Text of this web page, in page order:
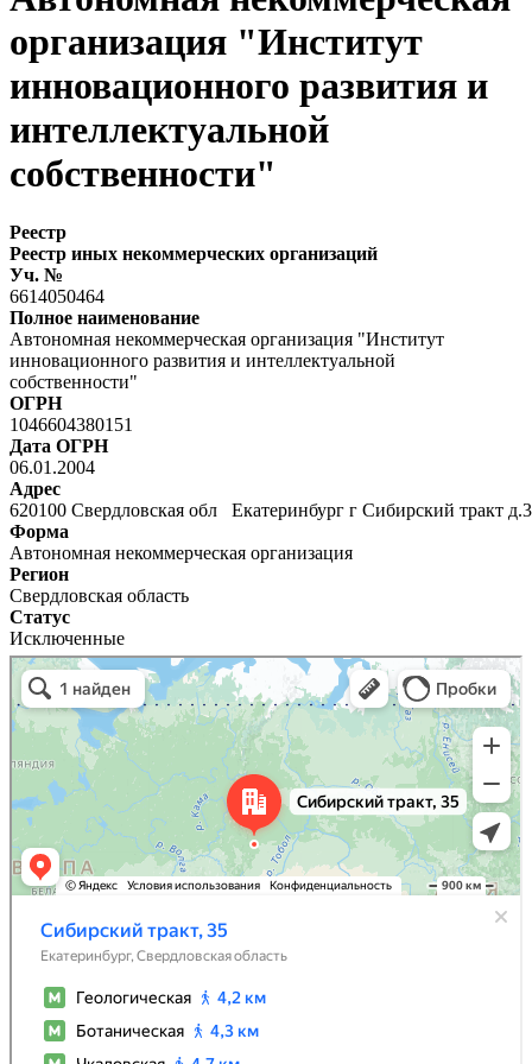
организация "Институт
инновационного развития и
интеллектуальной
собственности"
Реестр
Реестр иных некоммерческих организаций
Уч. №
6614050464
Полное наименование
Автономная некоммерческая организация "Институт
инновационного развития и интеллектуальной
собственности"
ОГРН
1046604380151
Дата ОГРН
06.01.2004
Адрес
620100 Свердловская обл Екатеринбург г Сибирский тракт
Форма
Автономная некоммерческая организация
Регион
Свердловская область
Статус
Исключенные